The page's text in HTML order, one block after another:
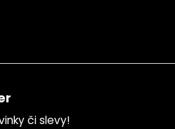
či slevy!